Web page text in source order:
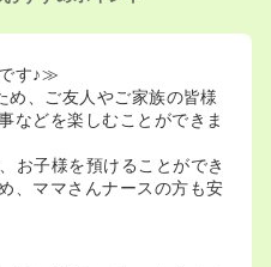
す♪≫
、ご友人やご家族の皆様
などを楽しむことができま
お子様を預けることができ
、ママさんナースの方も安